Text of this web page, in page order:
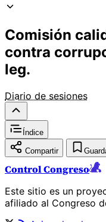
Comisión
contra
leg.
Diario de sesiones
Índice
Compartir
Control Congreso
Este sitio es un
afiliado al Congreso